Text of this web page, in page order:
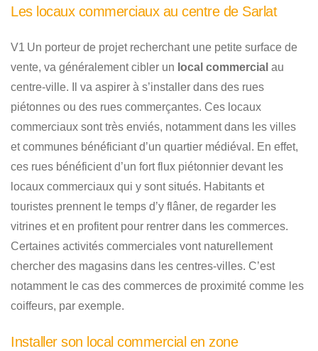
Les locaux commerciaux au centre de Sarlat
V1 Un porteur de projet recherchant une petite surface de
vente, va généralement cibler un local commercial au
centre-ville. Il va aspirer à s’installer dans des rues
piétonnes ou des rues commerçantes. Ces locaux
commerciaux sont très enviés, notamment dans les villes
et communes bénéficiant d’un quartier médiéval. En effet,
ces rues bénéficient d’un fort flux piétonnier devant les
locaux commerciaux qui y sont situés. Habitants et
touristes prennent le temps d’y flâner, de regarder les
vitrines et en profitent pour rentrer dans les commerces.
Certaines activités commerciales vont naturellement
chercher des magasins dans les centres-villes. C’est
notamment le cas des commerces de proximité comme les
coiffeurs, par exemple.
Installer son local commercial en zone